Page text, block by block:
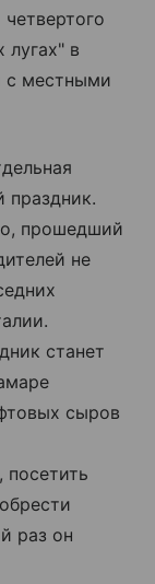
в
с местными
праздник.
прошедший
не
станет
сыров
посетить
раз он